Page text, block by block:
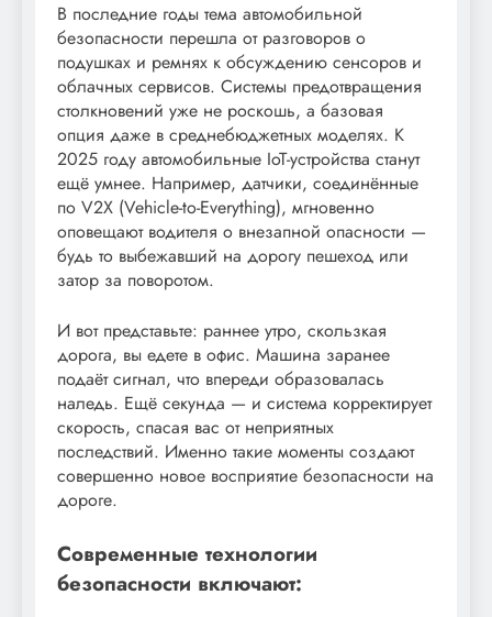
В последние годы тема автомобильной
безопасности перешла от разговоров о
подушках и ремнях к обсуждению сенсоров и
облачных сервисов. Системы предотвращения
столкновений уже не роскошь, а базовая
опция даже в среднебюджетных моделях. К
2025 году автомобильные IoT-устройства станут
ещё умнее. Например, датчики, соединённые
по V2X (Vehicle-to-Everything), мгновенно
оповещают водителя о внезапной опасности —
будь то выбежавший на дорогу пешеход или
затор за поворотом.
И вот представьте: раннее утро, скользкая
дорога, вы едете в офис. Машина заранее
подаёт сигнал, что впереди образовалась
наледь. Ещё секунда — и система корректирует
скорость, спасая вас от неприятных
последствий. Именно такие моменты создают
совершенно новое восприятие безопасности на
дороге.
Современные технологии
безопасности включают: